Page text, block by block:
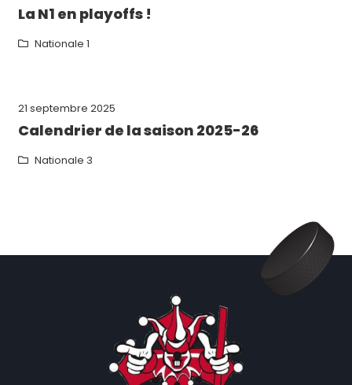
La N1 en playoffs !
Nationale 1
21 septembre 2025
Calendrier de la saison 2025-26
Nationale 3